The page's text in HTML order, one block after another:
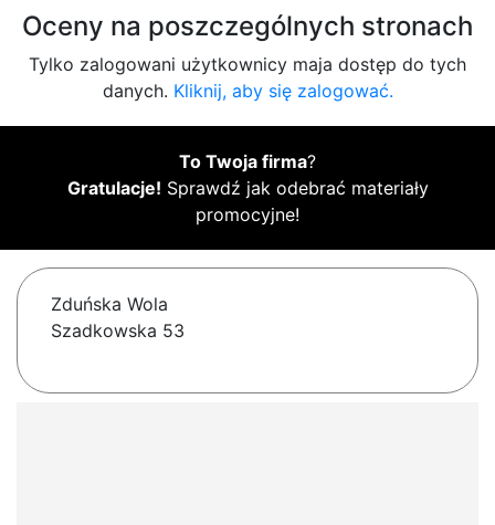
Oceny na poszczególnych stronach
Tylko zalogowani użytkownicy maja dostęp do tych
danych. Kliknij, aby się zalogować.
To Twoja firma?
Gratulacje! Sprawdź jak odebrać materiały
promocyjne!
Zduńska Wola
Szadkowska 53